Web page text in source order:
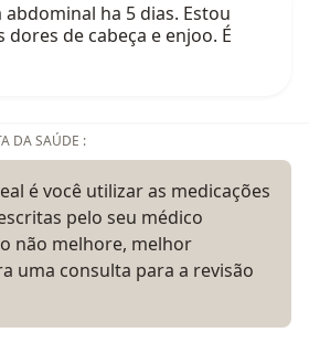
ha 5 dias. Estou
de cabeça e enjoo. É
DA SAÚDE :
é você utilizar as medicações
pelo seu médico
não melhore, melhor
uma consulta para a revisão